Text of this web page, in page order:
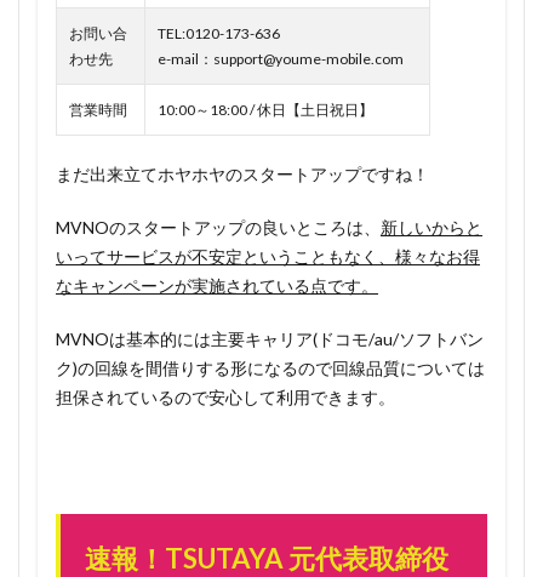
金が無
料に！
ドコモ
回線だ
から安
心！
2人紹介
で生涯
無料は3
定キャ
ンペー
ンなの
とりあ
人の枠
お問い合
わせ先
TEL:0120-173-636
e-mail：support@youme-mobile.com
営業時間 10:00～18:00 / 休日【土日祝日】
まだ出来立てホヤホヤのスタートアップですね！
MVNOのスタートアップの良いところは、 新しいからと
いってサービスが不安定ということもなく、様々なお得
なキャンペーンが実施されている点です。
MVNOは基本的には主要キャリア(ドコモ/au/ソフトバン
ク)の回線を間借りする形になるので回線品質については
担保されているので安心して利用できます。
速報！TSUTAYA 元代表取締役